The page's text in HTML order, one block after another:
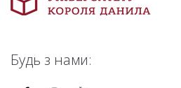
Будь з нами: